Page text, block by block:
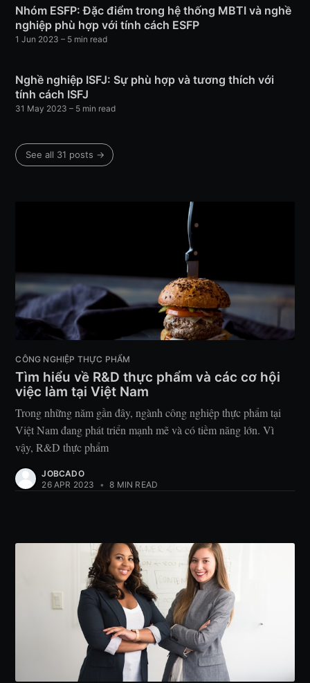
Nhóm ESFP: Đặc điểm trong hệ thống MBTI và nghề
nghiệp phù hợp với tính cách ESFP
1 Jun 2023 – 5 min read
Nghề nghiệp ISFJ: Sự phù hợp và tương thích với
tính cách ISFJ
31 May 2023 – 5 min read
See all 31 posts →
CÔNG NGHIỆP THỰC PHẨM
Tìm hiểu về R&D thực phẩm và các cơ hội
việc làm tại Việt Nam
Trong những năm gần đây, ngành công nghiệp thực phẩm tại
Việt Nam đang phát triển mạnh mẽ và có tiềm năng lớn. Vì
vậy, R&D thực phẩm
JOBCADO
26 APR 2023
• 8 MIN READ